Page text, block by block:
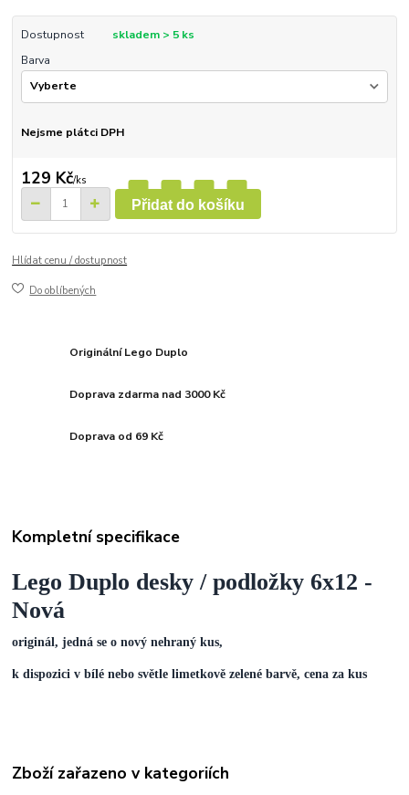
Dostupnost
skladem > 5 ks
Barva
Nejsme plátci DPH
129 Kč/ks
Přidat do košíku
Hlídat cenu / dostupnost
Do oblíbených
Originální Lego Duplo
Doprava zdarma nad 3000 Kč
Doprava od 69 Kč
Kompletní specifikace
Lego Duplo desky / podložky 6x12 -
Nová
originál, jedná se o nový nehraný kus,
k dispozici v bílé nebo světle limetkově zelené barvě, cena za kus
Zboží zařazeno v kategoriích